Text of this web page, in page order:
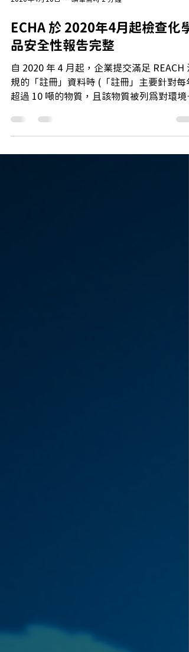
2020年4月10日 讀畢需時 2 分鐘
ECHA 於 2020年4月起檢查化學
品安全性報告完整
自 2020 年 4 月起，企業提交滿足 REACH
規的「註冊」資料時 (「註冊」主要針對每
超過 10 噸的物質，且該物質被列為對環境